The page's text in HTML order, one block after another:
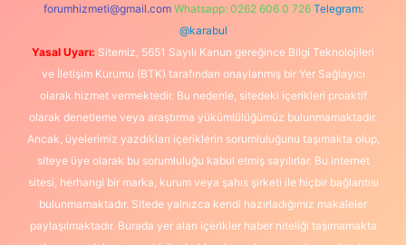
forumhizmeti@gmail.com Whatsapp: 0262 606 0 726 Telegram:
@karabul
Yasal Uyarı: Sitemiz, 5651 Sayılı Kanun gereğince Bilgi Teknolojileri
ve İletişim Kurumu (BTK) tarafından onaylanmış bir Yer Sağlayıcı
olarak hizmet vermektedir. Bu nedenle, sitedeki içerikleri proaktif
olarak denetleme veya araştırma yükümlülüğümüz bulunmamaktadır.
Ancak, üyelerimiz yazdıkları içeriklerin sorumluluğunu taşımakta olup,
siteye üye olarak bu sorumluluğu kabul etmiş sayılırlar. Bu internet
sitesi, herhangi bir marka, kurum veya şahıs şirketi ile hiçbir bağlantısı
bulunmamaktadır. Sitede yalnızca kendi hazırladığımız makaleler
paylaşılmaktadır. Burada yer alan içerikler haber niteliği taşımamakta